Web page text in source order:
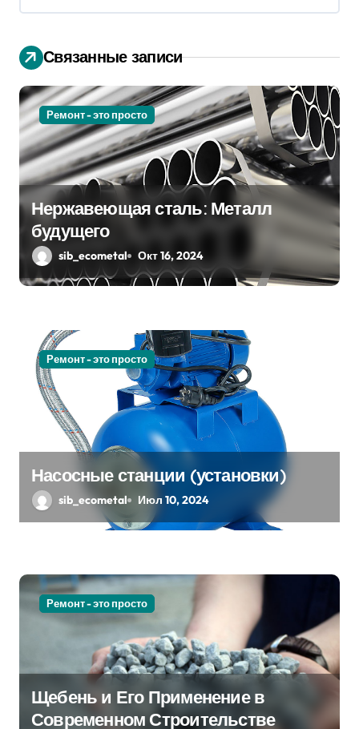
а
ц
и
я
п
о
з
а
п
Связанные записи
Ремонт - это просто
Нержавеющая сталь: Металл
будущего
sib_ecometal Окт 16, 2024
Ремонт - это просто
Насосные станции (установки)
sib_ecometal Июл 10, 2024
Ремонт - это просто
Щебень и Его Применение в
Современном Строительстве